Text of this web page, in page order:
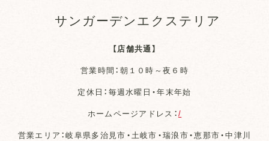
サンガーデンエクステリア
【店舗共通】
営業時間：朝１０時～夜６時
定休日：毎週水曜日・年末年始
ホームページアドレス：/
営業エリア：岐阜県多治見市・土岐市・瑞浪市・恵那市・中津川